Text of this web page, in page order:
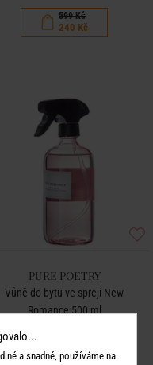
599 Kč
240 Kč
PURE POETRY
Vůně do bytu ve spreji New
Romance 500 ml
649 Kč
a snadné, používáme na